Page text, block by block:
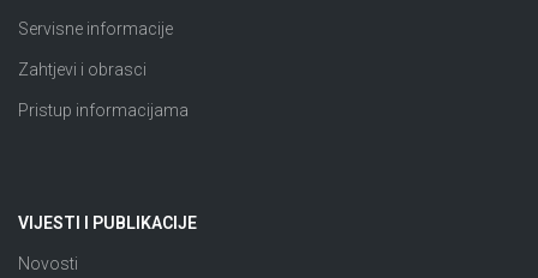
Servisne informacije
Zahtjevi i obrasci
Pristup informacijama
VIJESTI I PUBLIKACIJE
Novosti